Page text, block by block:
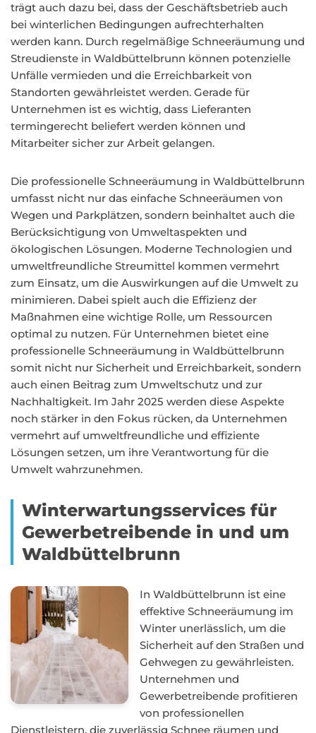
trägt auch dazu bei, dass der Geschäftsbetrieb auch
bei winterlichen Bedingungen aufrechterhalten
werden kann. Durch regelmäßige Schneeräumung und
Streudienste in Waldbüttelbrunn können potenzielle
Unfälle vermieden und die Erreichbarkeit von
Standorten gewährleistet werden. Gerade für
Unternehmen ist es wichtig, dass Lieferanten
termingerecht beliefert werden können und
Mitarbeiter sicher zur Arbeit gelangen.
Die professionelle Schneeräumung in Waldbüttelbrunn
umfasst nicht nur das einfache Schneeräumen von
Wegen und Parkplätzen, sondern beinhaltet auch die
Berücksichtigung von Umweltaspekten und
ökologischen Lösungen. Moderne Technologien und
umweltfreundliche Streumittel kommen vermehrt
zum Einsatz, um die Auswirkungen auf die Umwelt zu
minimieren. Dabei spielt auch die Effizienz der
Maßnahmen eine wichtige Rolle, um Ressourcen
optimal zu nutzen. Für Unternehmen bietet eine
professionelle Schneeräumung in Waldbüttelbrunn
somit nicht nur Sicherheit und Erreichbarkeit, sondern
auch einen Beitrag zum Umweltschutz und zur
Nachhaltigkeit. Im Jahr 2025 werden diese Aspekte
noch stärker in den Fokus rücken, da Unternehmen
vermehrt auf umweltfreundliche und effiziente
Lösungen setzen, um ihre Verantwortung für die
Umwelt wahrzunehmen.
Winterwartungsservices für
Gewerbetreibende in und um
Waldbüttelbrunn
In Waldbüttelbrunn ist eine
effektive Schneeräumung im
Winter unerlässlich, um die
Sicherheit auf den Straßen und
Gehwegen zu gewährleisten.
Unternehmen und
Gewerbetreibende profitieren
von professionellen
Dienstleistern, die zuverlässig Schnee räumen und